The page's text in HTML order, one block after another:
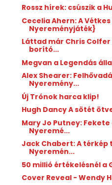
Rossz hírek: csúszik a
Cecelia Ahern: A
Nyereményjáték}
Láttad már Chris
borító...
Megvan a Legendás
Alex Shearer:
Nyeremény...
Új Trónok harca klip!
Hugh Dancy A sötét
Mary Jo Putney:
Nyeremé...
Jack Chabert: A térkép
Nyeremén...
50 millió értékelésnél a
Cover Reveal - Wendy